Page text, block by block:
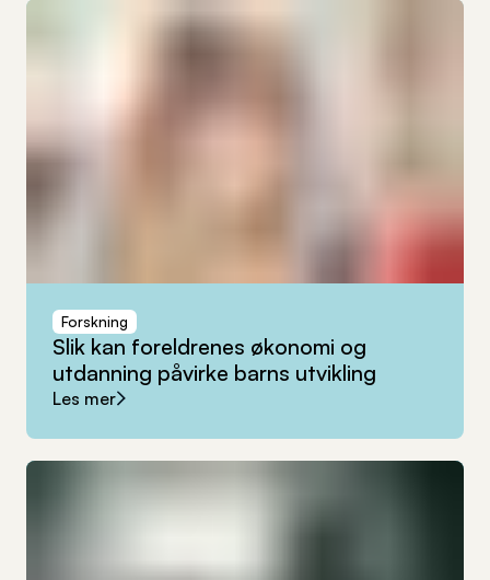
Forskning
Slik kan foreldrenes økonomi og
utdanning påvirke barns utvikling
Les mer